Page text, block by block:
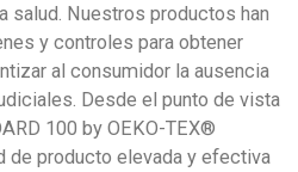
salud. Nuestros productos han
y controles para obtener
al consumidor la ausencia
Desde el punto de vista
100 by OEKO-TEX®
de producto elevada y efectiva